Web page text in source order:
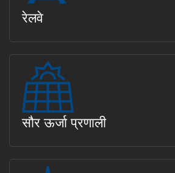
रेलवे
सौर ऊर्जा प्रणाली